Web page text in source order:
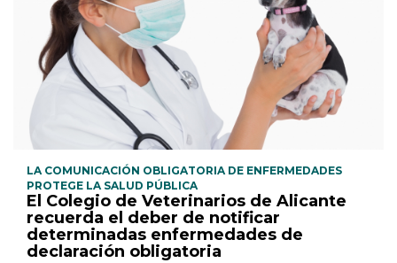
LA COMUNICACIÓN OBLIGATORIA DE ENFERMEDADES
PROTEGE LA SALUD PÚBLICA
El Colegio de Veterinarios de Alicante
recuerda el deber de notificar
determinadas enfermedades de
declaración obligatoria